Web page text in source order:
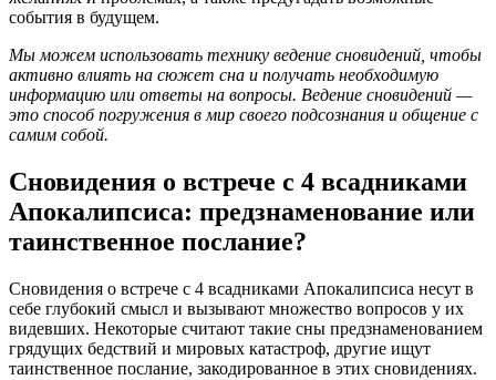
события в будущем.
Мы можем использовать технику ведение сновидений, чтобы
активно влиять на сюжет сна и получать необходимую
информацию или ответы на вопросы. Ведение сновидений —
это способ погружения в мир своего подсознания и общение с
самим собой.
Сновидения о встрече с 4 всадниками
Апокалипсиса: предзнаменование или
таинственное послание?
Сновидения о встрече с 4 всадниками Апокалипсиса несут в
себе глубокий смысл и вызывают множество вопросов у их
видевших. Некоторые считают такие сны предзнаменованием
грядущих бедствий и мировых катастроф, другие ищут
таинственное послание, закодированное в этих сновидениях.